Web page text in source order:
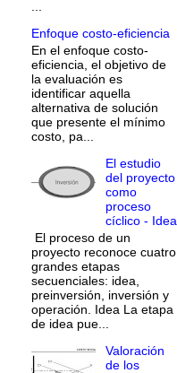
Enfoque costo-eficiencia
En el enfoque costo-
eficiencia, el objetivo de
la evaluación es
identificar aquella
alternativa de solución
que presente el mínimo
costo, pa...
El estudio
del proyecto
como
proceso
cíclico - Idea
El proceso de un
proyecto reconoce cuatro
grandes etapas
secuenciales: idea,
preinversión, inversión y
operación. Idea La etapa
de idea pue...
Valoración
de los